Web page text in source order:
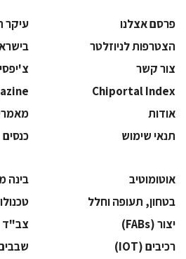
פרסם אצלנו
עיקר
הצטרפות לניוזלטר
צור קשר
Chiportal Index
אודות
תנאי שימוש
כנסים
אוטומוטיב
בינה
בטחון, תעופה וחלל
‫יצור (‪(FABs‬‬
‫צב"ד‬
‫רכיבים‬ (IOT)